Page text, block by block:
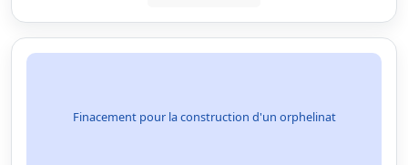
Finacement pour la construction d'un orphelinat